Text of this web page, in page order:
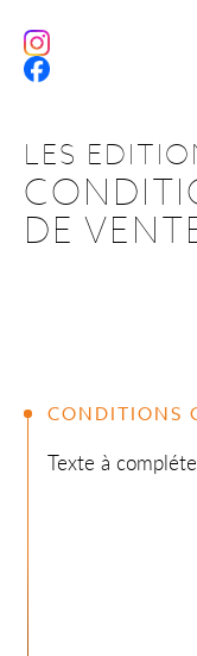
LES
DE
CONDITIONS
Texte à